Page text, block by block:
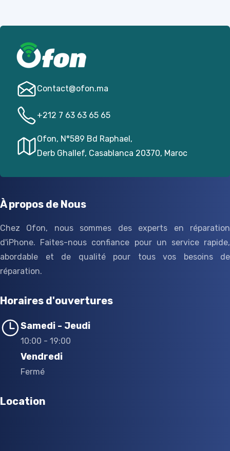
Contact@­ofon.ma
+212 7 63 63 65 65
Ofon, N°589 Bd Raphael,
Derb Ghallef, Casablanca 20370, Maroc
À propos de Nous
Chez Ofon, nous sommes des experts en réparation
d'iPhone. Faites-nous confiance pour un service rapide,
abordable et de qualité pour tous vos besoins de
réparation.
Horaires d'ouvertures
Samedi - Jeudi
10:00 - 19:00
Vendredi
Fermé
Location